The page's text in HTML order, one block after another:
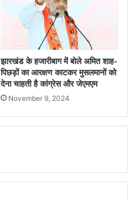
झारखंड के हजारीबाग में बोले अमित शाह-
पिछड़ों का आरक्षण काटकर मुसलमानों को
देना चाहती है कांग्रेस और जेएमएम
November 9, 2024